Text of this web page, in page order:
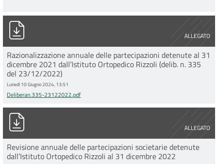
ALLEGATO
Deliberan.335-23122022.pdf
Razionalizzazione annuale delle partecipazioni detenute al 31
dicembre 2021 dall’Istituto Ortopedico Rizzoli (delib. n. 335
del 23/12/2022)
Lunedì 10 Giugno 2024, 13:51
Deliberan.335-23122022.pdf
ALLEGATO
DELI0000332_2023_Stampa_unica.pdf
Revisione annuale delle partecipazioni societarie detenute
dall’Istituto Ortopedico Rizzoli al 31 dicembre 2022